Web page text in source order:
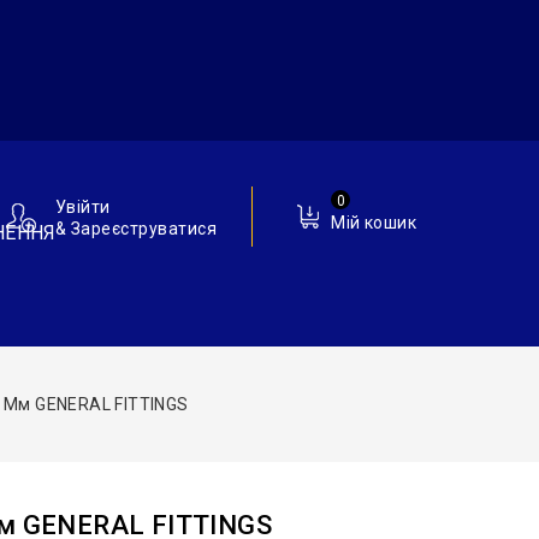
Мій кошик
0
Увійти
& Зареєструватися
GENERAL FITTINGS
FITTINGS